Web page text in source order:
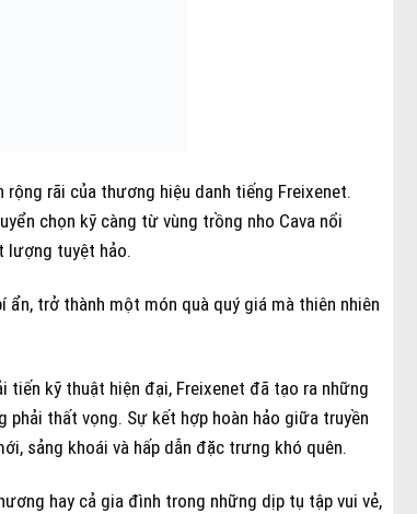
rãi của thương hiệu danh tiếng Freixenet.
chọn kỹ càng từ vùng trồng nho Cava nổi
lượng tuyệt hảo.
trở thành một món quà quý giá mà thiên nhiên
kỹ thuật hiện đại, Freixenet đã tạo ra những
thất vọng. Sự kết hợp hoàn hảo giữa truyền
sảng khoái và hấp dẫn đặc trưng khó quên.
hay cả gia đình trong những dịp tụ tập vui vẻ,